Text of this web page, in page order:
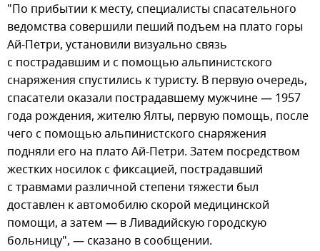
"По прибытии к месту, специалисты спасательного
ведомства совершили пеший подъем на плато горы
Ай-Петри, установили визуально связь
с пострадавшим и с помощью альпинистского
снаряжения спустились к туристу. В первую очередь,
спасатели оказали пострадавшему мужчине — 1957
года рождения, жителю Ялты, первую помощь, после
чего с помощью альпинистского снаряжения
подняли его на плато Ай-Петри. Затем посредством
жестких носилок с фиксацией, пострадавший
с травмами различной степени тяжести был
доставлен к автомобилю скорой медицинской
помощи, а затем — в Ливадийскую городскую
больницу", — сказано в сообщении.